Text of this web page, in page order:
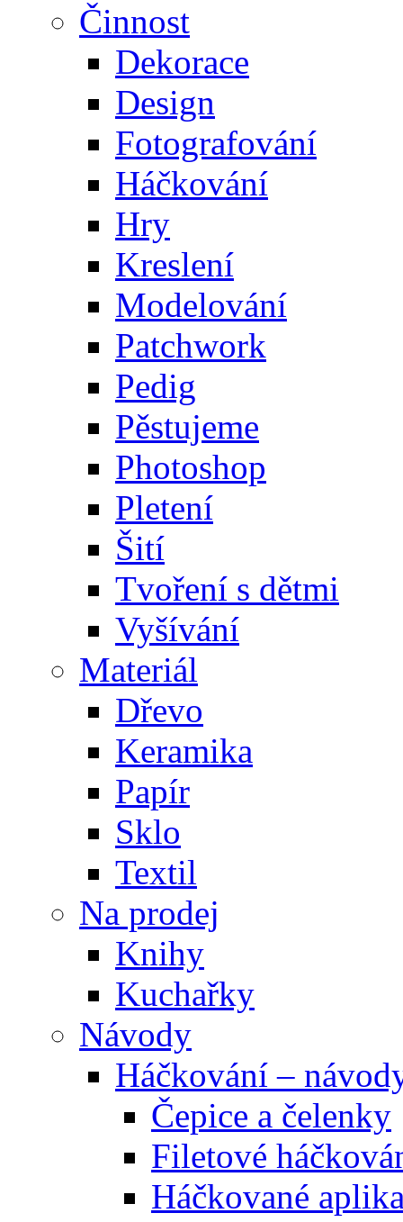
Činnost
Dekorace
Design
Fotografování
Háčkování
Hry
Kreslení
Modelování
Patchwork
Pedig
Pěstujeme
Photoshop
Pletení
Šití
Tvoření s dětmi
Vyšívání
Materiál
Dřevo
Keramika
Papír
Sklo
Textil
Na prodej
Knihy
Kuchařky
Návody
Háčkování –
Čepice a čelenky
Filetové
Háčkované